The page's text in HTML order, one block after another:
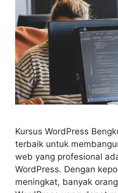
Kursus WordPress
terbaik untuk
web yang profesional
WordPress. Dengan
meningkat, banyak